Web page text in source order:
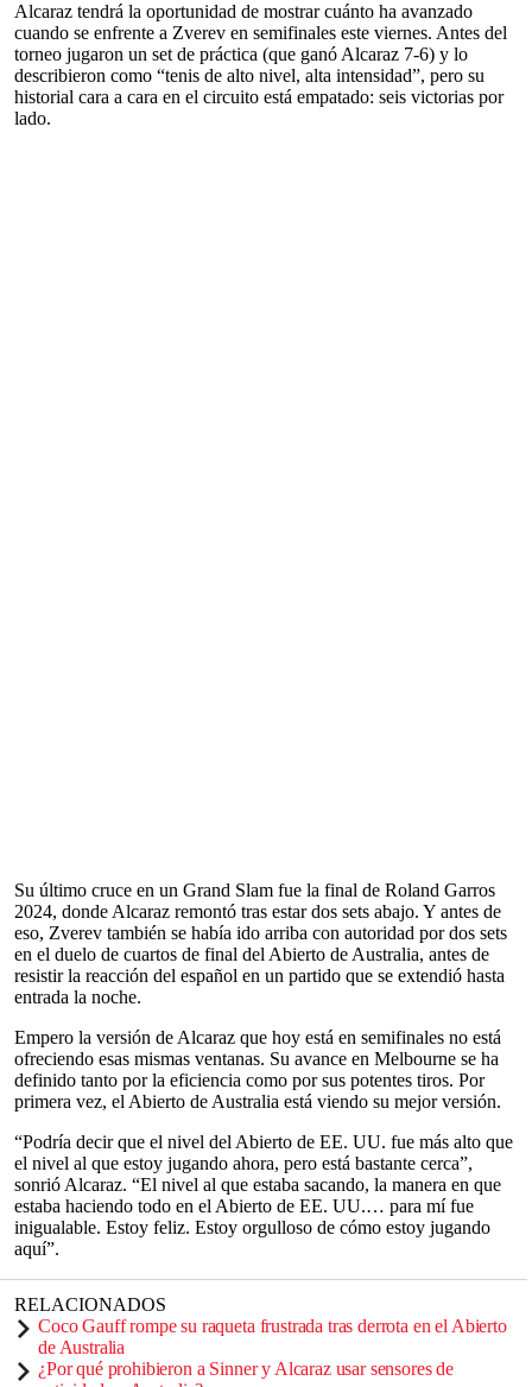
Alcaraz tendrá la oportunidad de mostrar cuánto ha avanzado
cuando se enfrente a Zverev en semifinales este viernes. Antes del
torneo jugaron un set de práctica (que ganó Alcaraz 7-6) y lo
describieron como “tenis de alto nivel, alta intensidad”, pero su
historial cara a cara en el circuito está empatado: seis victorias por
lado.
Su último cruce en un Grand Slam fue la final de Roland Garros
2024, donde Alcaraz remontó tras estar dos sets abajo. Y antes de
eso, Zverev también se había ido arriba con autoridad por dos sets
en el duelo de cuartos de final del Abierto de Australia, antes de
resistir la reacción del español en un partido que se extendió hasta
entrada la noche.
Empero la versión de Alcaraz que hoy está en semifinales no está
ofreciendo esas mismas ventanas. Su avance en Melbourne se ha
definido tanto por la eficiencia como por sus potentes tiros. Por
primera vez, el Abierto de Australia está viendo su mejor versión.
“Podría decir que el nivel del Abierto de EE. UU. fue más alto que
el nivel al que estoy jugando ahora, pero está bastante cerca”,
sonrió Alcaraz. “El nivel al que estaba sacando, la manera en que
estaba haciendo todo en el Abierto de EE. UU.… para mí fue
inigualable. Estoy feliz. Estoy orgulloso de cómo estoy jugando
aquí”.
RELACIONADOS
Coco Gauff rompe su raqueta frustrada tras derrota en el Abierto
de Australia
¿Por qué prohibieron a Sinner y Alcaraz usar sensores de